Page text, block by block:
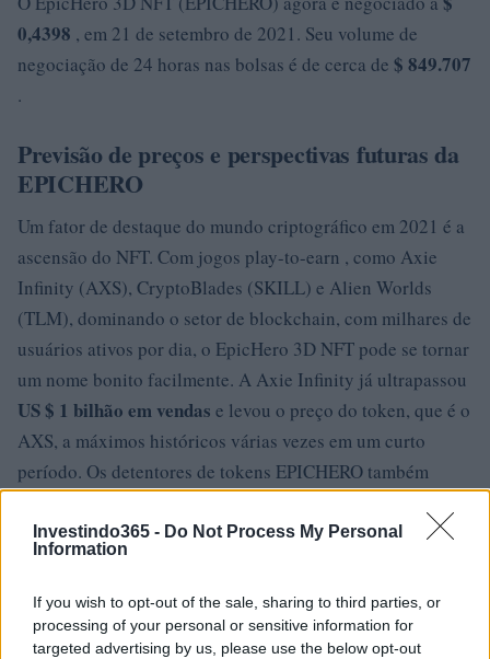
Investindo365 - Do Not Process My Personal
Information
If you wish to opt-out of the sale, sharing to third parties, or
processing of your personal or sensitive information for
targeted advertising by us, please use the below opt-out
0,4398 , em 21 de setembro de 2021. Seu volume de
negociação de 24 horas nas bolsas é de cerca de $ 849.707
.
Previsão de preços e perspectivas futuras da
EPICHERO
Um fator de destaque do mundo criptográfico em 2021 é a
ascensão do NFT. Com jogos play-to-earn , como Axie
Infinity (AXS), CryptoBlades (SKILL) e Alien Worlds
(TLM), dominando o setor de blockchain, com milhares de
usuários ativos por dia, o EpicHero 3D NFT pode se tornar
um nome bonito facilmente. A Axie Infinity já ultrapassou
US $ 1 bilhão em vendas e levou o preço do token, que é o
AXS, a máximos históricos várias vezes em um curto
período. Os detentores de tokens EPICHERO também
atrair jogadores sazonaisque trazem consigo um grande
número de seguidores.
Outro ponto a ser observado aqui é que a indústria de
esportes é enorme. Com mais de 26,6 milhões de